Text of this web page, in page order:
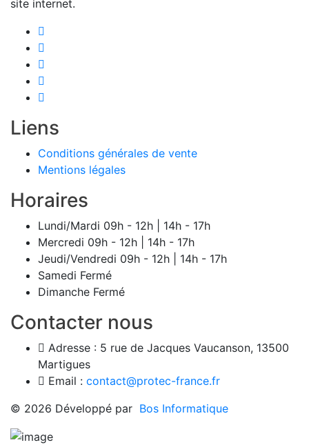
site internet.
Liens
Conditions générales de vente
Mentions légales
Horaires
Lundi/Mardi 09h - 12h | 14h - 17h
Mercredi 09h - 12h | 14h - 17h
Jeudi/Vendredi 09h - 12h | 14h - 17h
Samedi Fermé
Dimanche Fermé
Contacter nous
Adresse : 5 rue de Jacques Vaucanson, 13500
Martigues
Email : contact@protec-france.fr
© 2026 Développé par Bos Informatique